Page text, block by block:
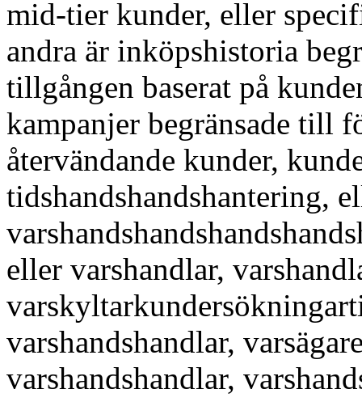
mid-tier kunder, eller
andra är inköpshistoria
tillgången baserat på
kampanjer begränsade till
återvändande kunder,
tidshandshandshantering,
eller varshandlar,
varshandshandlar,
varshandshandlar,